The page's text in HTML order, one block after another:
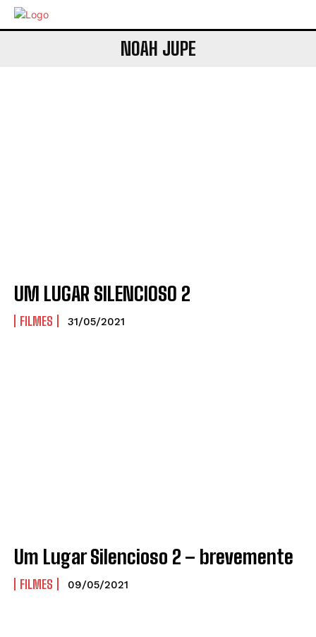
NOAH JUPE
UM LUGAR SILENCIOSO 2
FILMES 31/05/2021
Um Lugar Silencioso 2 – brevemente
FILMES 09/05/2021